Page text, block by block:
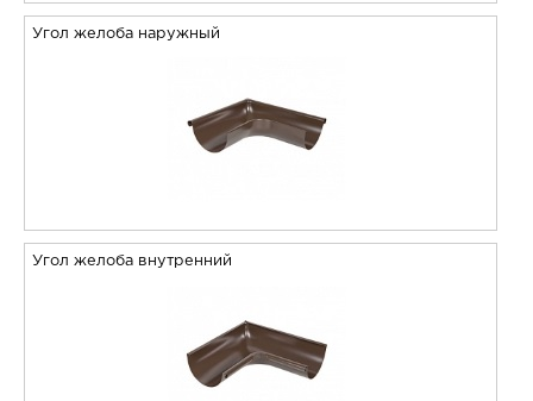
Угол желоба наружный
Угол желоба внутренний